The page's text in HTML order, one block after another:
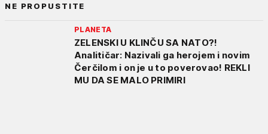
NE PROPUSTITE
PLANETA
ZELENSKI U KLINČU SA NATO?!
Analitičar: Nazivali ga herojem i novim
Čerčilom i on je u to poverovao! REKLI
MU DA SE MALO PRIMIRI